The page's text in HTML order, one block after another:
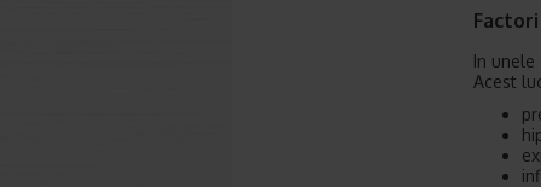
In
Acest